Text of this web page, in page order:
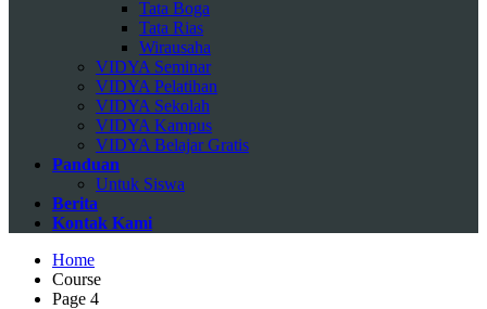
Tata Boga
Tata Rias
Wirausaha
VIDYA Seminar
VIDYA Pelatihan
VIDYA Sekolah
VIDYA Kampus
VIDYA Belajar Gratis
Panduan
Untuk Siswa
Berita
Kontak Kami
Home
Course
Page 4